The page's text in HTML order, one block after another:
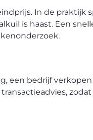
In de praktijk
is haast. Een
een bedrijf
zodat